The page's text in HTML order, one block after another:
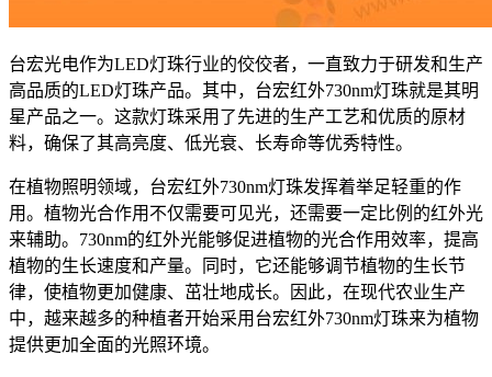
台宏光电作为LED灯珠行业的佼佼者，一直致力于研发和生产
高品质的LED灯珠产品。其中，台宏红外730nm灯珠就是其明
星产品之一。这款灯珠采用了先进的生产工艺和优质的原材
料，确保了其高亮度、低光衰、长寿命等优秀特性。
在植物照明领域，台宏红外730nm灯珠发挥着举足轻重的作
用。植物光合作用不仅需要可见光，还需要一定比例的红外光
来辅助。730nm的红外光能够促进植物的光合作用效率，提高
植物的生长速度和产量。同时，它还能够调节植物的生长节
律，使植物更加健康、茁壮地成长。因此，在现代农业生产
中，越来越多的种植者开始采用台宏红外730nm灯珠来为植物
提供更加全面的光照环境。